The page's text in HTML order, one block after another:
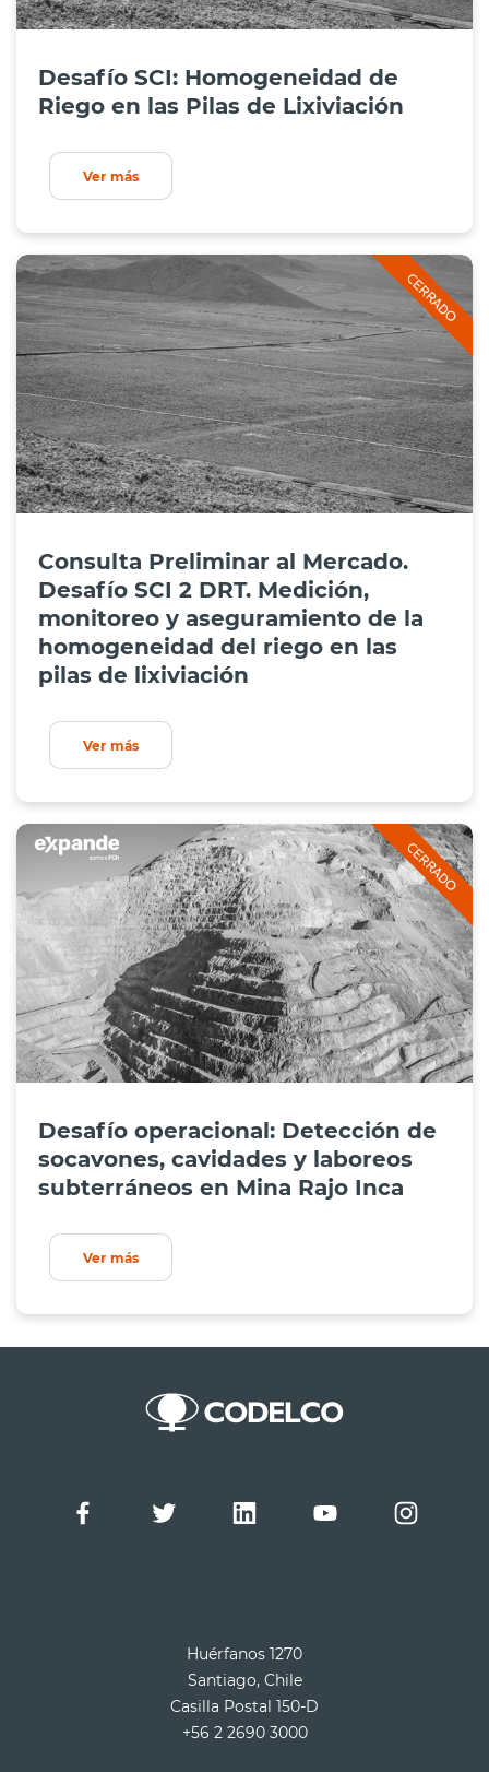
Desafío SCI: Homogeneidad de
Riego en las Pilas de Lixiviación
Ver más
Consulta Preliminar al Mercado.
Desafío SCI 2 DRT. Medición,
monitoreo y aseguramiento de la
homogeneidad del riego en las
pilas de lixiviación
Ver más
Desafío operacional: Detección de
socavones, cavidades y laboreos
subterráneos en Mina Rajo Inca
Ver más
Huérfanos 1270
Santiago, Chile
Casilla Postal 150-D
+56 2 2690 3000